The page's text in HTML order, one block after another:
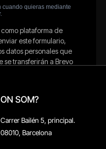
ON SOM?
Carrer Bailén 5, principal.
08010, Barcelona